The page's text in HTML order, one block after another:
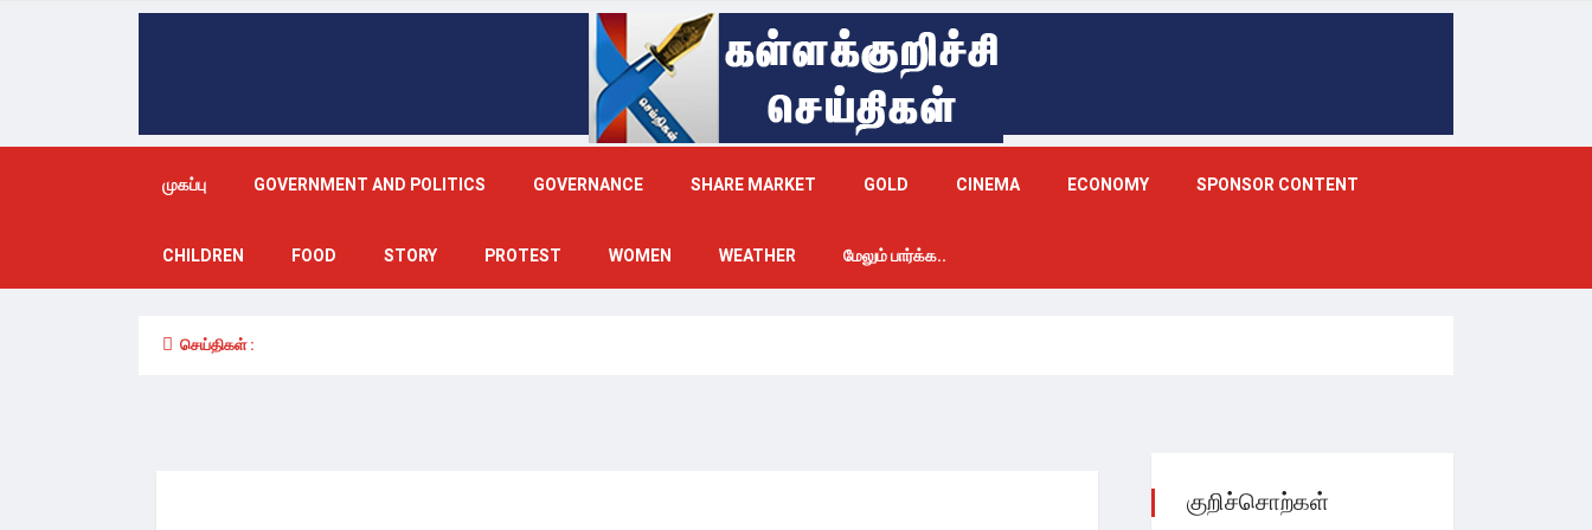
முகப்பு GOVERNMENT AND POLITICS GOVERNANCE SHARE MARKET GOLD CINEMA ECONOMY SPONSOR CONTENT
CHILDREN FOOD STORY PROTEST WOMEN WEATHER மேலும் பார்க்க..
செய்திகள் :
குறிச்சொற்கள்